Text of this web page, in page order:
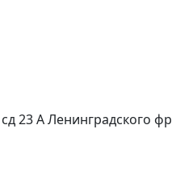
23 А Ленинградского